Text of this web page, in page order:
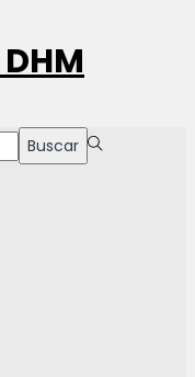
DHM
Buscar